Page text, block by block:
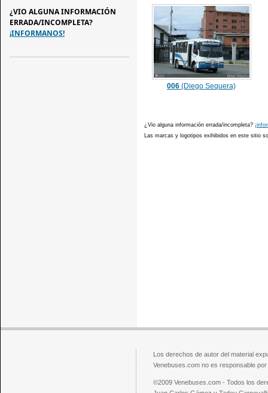
006 (Diego Sequera)
¿Vio alguna información errada/incompleta?
Las marcas y logotipos exihibidos en este sitio
¿VIO ALGUNA INFORMACIÓN
ERRADA/INCOMPLETA?
¡INFORMANOS!
Los derechos de autor del material
Venebuses.com no es responsable
©2009 Venebuses.com - Todos los